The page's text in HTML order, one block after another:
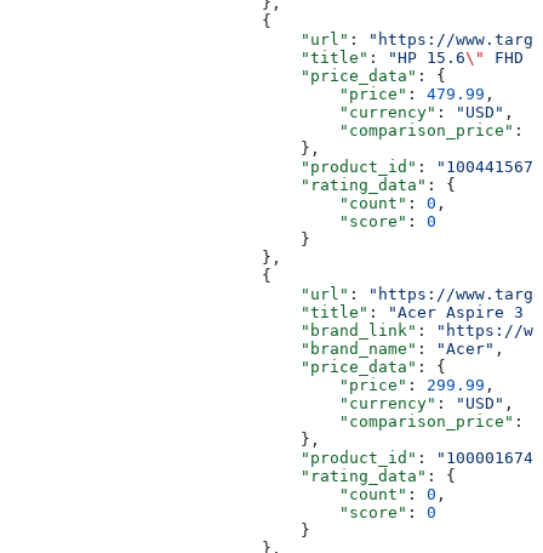
                          {
                              "url"
:
"https://
                              "title"
: "HP 15.6\"
FHD
                              "price_data"
: {
                                  "price"
: 479.99 ,
                                  "currency"
: "USD" ,
                                  "comparison_price"
:
                              },
                              "product_id"
:
                              "rating_data"
: {
                                  "count"
: 0 ,
                                  "score"
: 0
                              }
                          },
                          {
                              "url"
:
"https://
                              "title"
:
"Acer Aspire 3
                              "brand_link"
:
"https://
                              "brand_name"
: "Acer" ,
                              "price_data"
: {
                                  "price"
: 299.99 ,
                                  "currency"
: "USD" ,
                                  "comparison_price"
:
                              },
                              "product_id"
:
                              "rating_data"
: {
                                  "count"
: 0 ,
                                  "score"
: 0
                              }
                          },